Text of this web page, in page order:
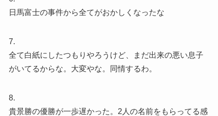
日馬富士の事件から全てがおかしくなったな
7.
全て白紙にしたつもりやろうけど、まだ出来の悪い息子
がいてるからな。大変やな。同情するわ。
8.
貴景勝の優勝が一歩遅かった。2人の名前をもらってる感